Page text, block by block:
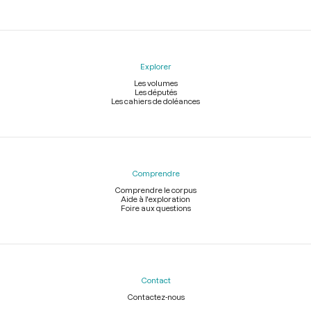
Explorer
Les volumes
Les députés
Les cahiers de doléances
Comprendre
Comprendre le corpus
Aide à l'exploration
Foire aux questions
Contact
Contactez-nous